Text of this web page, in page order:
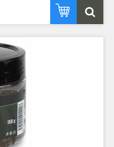
v dlaních – následně získá